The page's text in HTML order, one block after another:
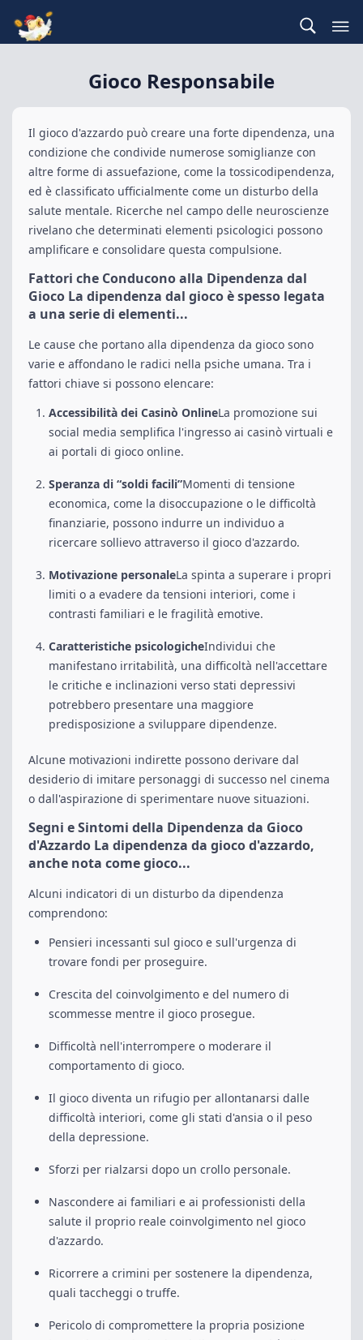
Gioco Responsabile
Il gioco d'azzardo può creare una forte dipendenza, una
condizione che condivide numerose somiglianze con
altre forme di assuefazione, come la tossicodipendenza,
ed è classificato ufficialmente come un disturbo della
salute mentale. Ricerche nel campo delle neuroscienze
rivelano che determinati elementi psicologici possono
amplificare e consolidare questa compulsione.
Fattori che Conducono alla Dipendenza dal
Gioco La dipendenza dal gioco è spesso legata
a una serie di elementi...
Le cause che portano alla dipendenza da gioco sono
varie e affondano le radici nella psiche umana. Tra i
fattori chiave si possono elencare:
Accessibilità dei Casinò OnlineLa promozione sui
social media semplifica l'ingresso ai casinò virtuali e
ai portali di gioco online.
Speranza di “soldi facili”Momenti di tensione
economica, come la disoccupazione o le difficoltà
finanziarie, possono indurre un individuo a
ricercare sollievo attraverso il gioco d'azzardo.
Motivazione personaleLa spinta a superare i propri
limiti o a evadere da tensioni interiori, come i
contrasti familiari e le fragilità emotive.
Caratteristiche psicologicheIndividui che
manifestano irritabilità, una difficoltà nell'accettare
le critiche e inclinazioni verso stati depressivi
potrebbero presentare una maggiore
predisposizione a sviluppare dipendenze.
Alcune motivazioni indirette possono derivare dal
desiderio di imitare personaggi di successo nel cinema
o dall'aspirazione di sperimentare nuove situazioni.
Segni e Sintomi della Dipendenza da Gioco
d'Azzardo La dipendenza da gioco d'azzardo,
anche nota come gioco...
Alcuni indicatori di un disturbo da dipendenza
comprendono:
Pensieri incessanti sul gioco e sull'urgenza di
trovare fondi per proseguire.
Crescita del coinvolgimento e del numero di
scommesse mentre il gioco prosegue.
Difficoltà nell'interrompere o moderare il
comportamento di gioco.
Il gioco diventa un rifugio per allontanarsi dalle
difficoltà interiori, come gli stati d'ansia o il peso
della depressione.
Sforzi per rialzarsi dopo un crollo personale.
Nascondere ai familiari e ai professionisti della
salute il proprio reale coinvolgimento nel gioco
d'azzardo.
Ricorrere a crimini per sostenere la dipendenza,
quali taccheggi o truffe.
Pericolo di compromettere la propria posizione